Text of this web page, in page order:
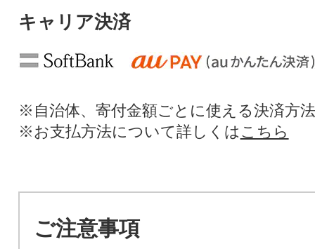
キャリア決済
※自治体、寄付金額ごとに使える決済方
※お支払方法について詳しくは こちら
ご注意事項